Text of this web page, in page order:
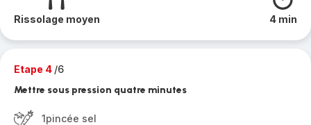
Rissolage moyen 4 min
Etape 4 /6
Mettre sous pression quatre minutes
1pincée sel